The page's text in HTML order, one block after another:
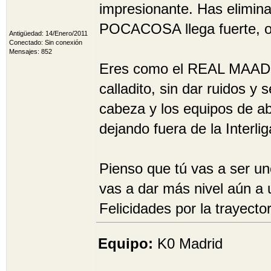
Antigüedad: 14/Enero/2011
Conectado: Sin conexión
Mensajes: 852
impresionante. Has
POCACOSA llega fuerte,
Eres como el REAL
calladito, sin dar ruidos y
cabeza y los equipos de
dejando fuera de la
Pienso que tú vas a ser
vas a dar más nivel aún a
Felicidades por la
Equipo: K0 Madrid